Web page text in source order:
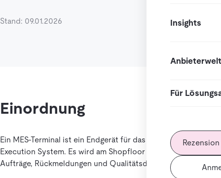
Insights
Anbieterwelt
Für
Stand: 09.01.2026
Einordnung
Ein MES-Terminal ist ein Endgerät für das Manufacturing
Execution System. Es wird am Shopfloor genutzt, um
Aufträge, Rückmeldungen und Qualitätsdaten zu erfassen.